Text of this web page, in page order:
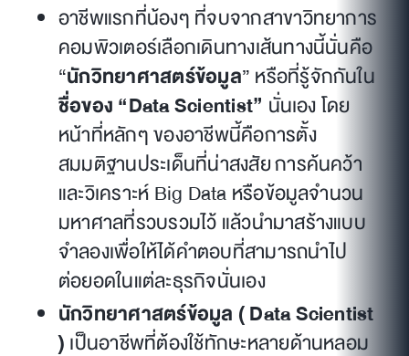
อาชีพแรกที่น้องๆ ที่จบจากสาขาวิทยาการ
คอมพิวเตอร์เลือกเดินทางเส้นทางนี้นั่นคือ
“นักวิทยาศาสตร์ข้อมูล” หรือที่รู้จักกันใน
ชื่อของ “Data Scientist” นั่นเอง โดย
หน้าที่หลักๆ ของอาชีพนี้คือการตั้ง
สมมติฐานประเด็นที่น่าสงสัย การค้นคว้า
และวิเคราะห์ Big Data หรือข้อมูลจำนวน
มหาศาลที่รวบรวมไว้ แล้วนำมาสร้างแบบ
จำลองเพื่อให้ได้คำตอบที่สามารถนำไป
ต่อยอดในแต่ละธุรกิจนั่นเอง
นักวิทยาศาสตร์ข้อมูล ( Data Scientist
)เป็นอาชีพที่ต้องใช้ทักษะหลายด้านหลอม